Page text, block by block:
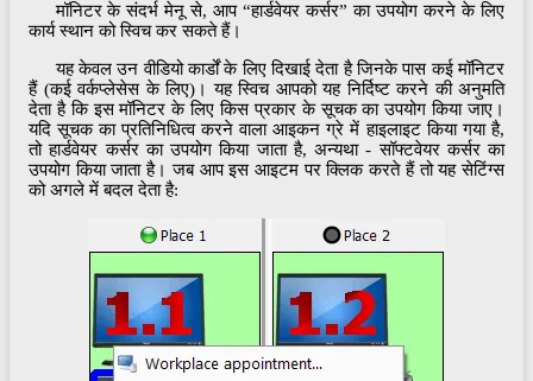
मॉनिटर के संदर्भ मेनू से, आप “हार्डवेयर कर्सर” का उपयोग करने के लिए
कार्य स्थान को स्विच कर सकते हैं।
यह केवल उन वीडियो कार्डों के लिए दिखाई देता है जिनके पास कई मॉनिटर
हैं (कई वर्कप्लेसेस के लिए)। यह स्विच आपको यह निर्दिष्ट करने की अनुमति
देता है कि इस मॉनिटर के लिए किस प्रकार के सूचक का उपयोग किया जाए।
यदि सूचक का प्रतिनिधित्व करने वाला आइकन ग्रे में हाइलाइट किया गया है,
तो हार्डवेयर कर्सर का उपयोग किया जाता है, अन्यथा - सॉफ्टवेयर कर्सर का
उपयोग किया जाता है। जब आप इस आइटम पर क्लिक करते हैं तो यह सेटिंग्स
को अगले में बदल देता है: